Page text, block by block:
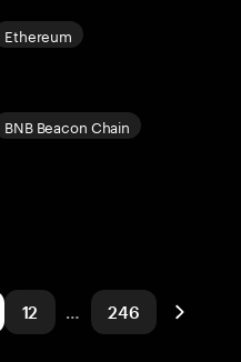
Ethereum
BNB Beacon Chain
12 … 246